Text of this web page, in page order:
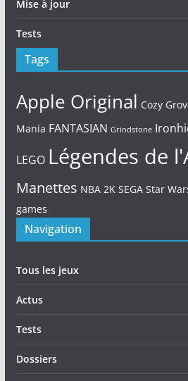
Mise à jour
Tests
Tags
Apple Original Cozy
Mania FANTASIAN Grindstone
LEGO Légendes de
Manettes NBA 2K SEGA Star
games
Navigation
Tous les jeux
Actus
Tests
Dossiers